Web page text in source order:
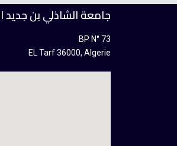
جامعة الشاذلي بن جديد
BP N° 73
EL Tarf 36000, Algerie